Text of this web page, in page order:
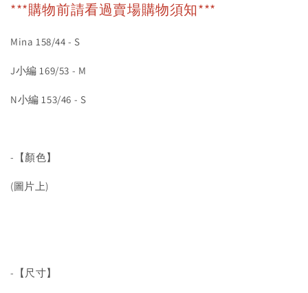
***購物前請看過賣場購物須知***
Mina 158/44 - S
J小編 169/53 - M
N小編 153/46 - S
-【顏色】
(圖片上)
-【尺寸】